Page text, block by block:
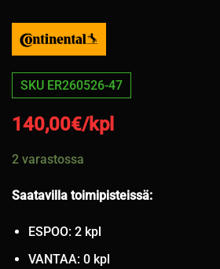
SKU ER260526-47
140,00€/kpl
2 varastossa
Saatavilla toimipisteissä:
ESPOO: 2 kpl
VANTAA: 0 kpl